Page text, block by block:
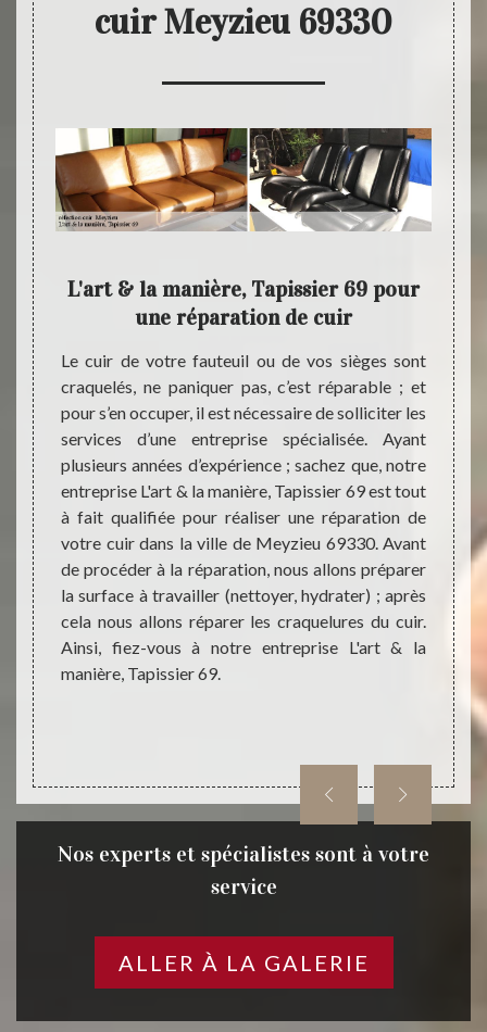
cuir Meyzieu 69330
pour
faire
& la
à
les
69.
L'art & la manière, Tapissier 69 pour
une réparation de cuir
Le cuir de votre fauteuil ou de vos sièges sont
craquelés, ne paniquer pas, c’est réparable ; et
pour s’en occuper, il est nécessaire de solliciter les
services d’une entreprise spécialisée. Ayant
plusieurs années d’expérience ; sachez que, notre
entreprise L'art & la manière, Tapissier 69 est tout
à fait qualifiée pour réaliser une réparation de
votre cuir dans la ville de Meyzieu 69330. Avant
de procéder à la réparation, nous allons préparer
la surface à travailler (nettoyer, hydrater) ; après
cela nous allons réparer les craquelures du cuir.
Ainsi, fiez-vous à notre entreprise L'art & la
manière, Tapissier 69.
type
de
type
du
Nos experts et spécialistes sont à votre
service
ALLER À LA GALERIE